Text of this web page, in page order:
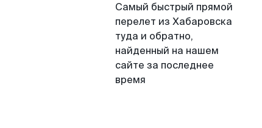
Самый быстрый прямой
перелет из Хабаровска
туда и обратно,
найденный на нашем
сайте за последнее
время